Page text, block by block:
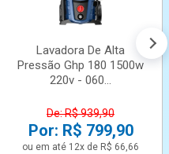
Lavadora De Alta
Pressão Ghp 180 1500w
220v - 060...
De: R$ 939,90
Por: R$ 799,90
ou em até 12x de R$ 66,66